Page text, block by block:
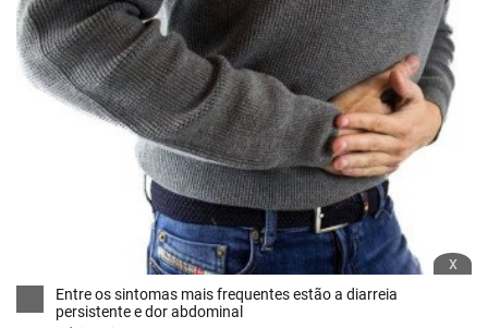
x
Entre os sintomas mais frequentes estão a diarreia
persistente e dor abdominal